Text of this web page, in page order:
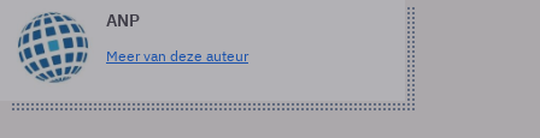
ANP
Meer van deze auteur